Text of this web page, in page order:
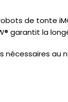
de tonte
garantit la
nécessaires au